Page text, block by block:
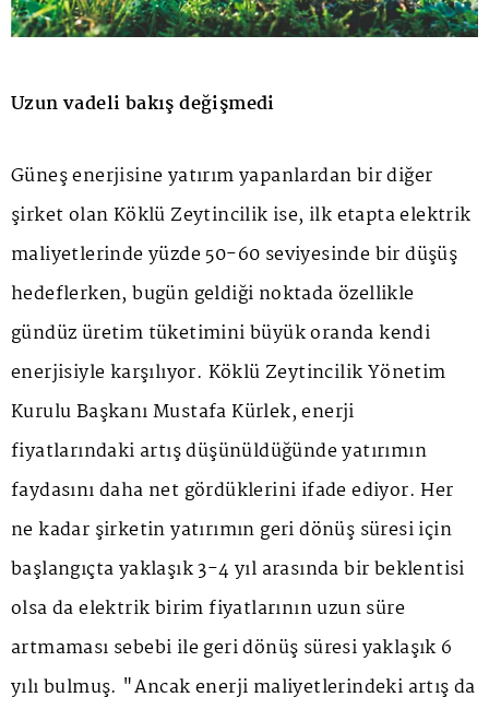
Uzun vadeli bakış değişmedi
Güneş enerjisine yatırım yapanlardan bir diğer
şirket olan Köklü Zeytincilik ise, ilk etapta elektrik
maliyetlerinde yüzde 50-60 seviyesinde bir düşüş
hedeflerken, bugün geldiği noktada özellikle
gündüz üretim tüketimini büyük oranda kendi
enerjisiyle karşılıyor. Köklü Zeytincilik Yönetim
Kurulu Başkanı Mustafa Kürlek, enerji
fiyatlarındaki artış düşünüldüğünde yatırımın
faydasını daha net gördüklerini ifade ediyor. Her
ne kadar şirketin yatırımın geri dönüş süresi için
başlangıçta yaklaşık 3-4 yıl arasında bir beklentisi
olsa da elektrik birim fiyatlarının uzun süre
artmaması sebebi ile geri dönüş süresi yaklaşık 6
yılı bulmuş. "Ancak enerji maliyetlerindeki artış da